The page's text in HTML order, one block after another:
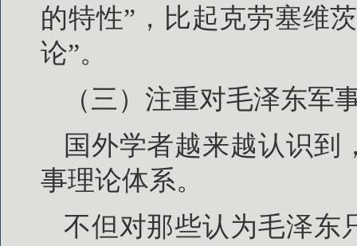
的特性”，比起克劳塞维
论”。
（三）注重对毛泽东军
国外学者越来越认识到
事理论体系。
不但对那些认为毛泽东